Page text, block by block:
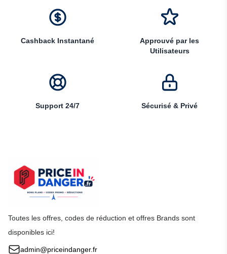
Cashback Instantané
Approuvé par les
Utilisateurs
Support 24/7 Sécurisé & Privé
Toutes les offres, codes de réduction et offres Brands sont
disponibles ici!
admin@priceindanger.fr